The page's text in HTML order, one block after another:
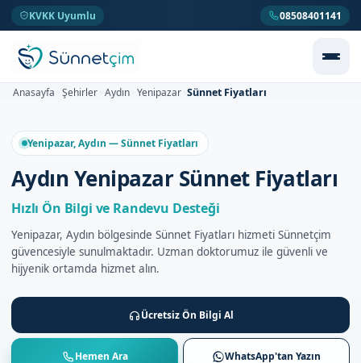
KVKK Uyumlu 08508401141
Anasayfa Şehirler Aydın Yenipazar Sünnet Fiyatları
Yenipazar, Aydın — Sünnet Fiyatları
Aydın Yenipazar Sünnet Fiyatları
Hızlı Ön Bilgi ve Randevu Desteği
Yenipazar, Aydın bölgesinde Sünnet Fiyatları hizmeti Sünnetçim
güvencesiyle sunulmaktadır. Uzman doktorumuz ile güvenli ve
hijyenik ortamda hizmet alın.
Ücretsiz Ön Bilgi Al
Hemen Ara WhatsApp'tan Yazın